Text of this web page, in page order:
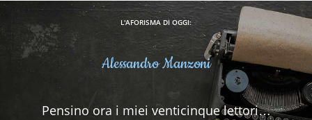
L'AFORISMA DI OGGI:
Alessandro Manzoni
Pensino ora i miei venticinque lettori…